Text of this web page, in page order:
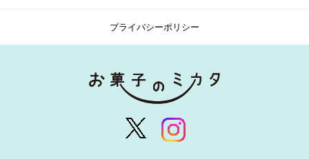
プライバシーポリシー